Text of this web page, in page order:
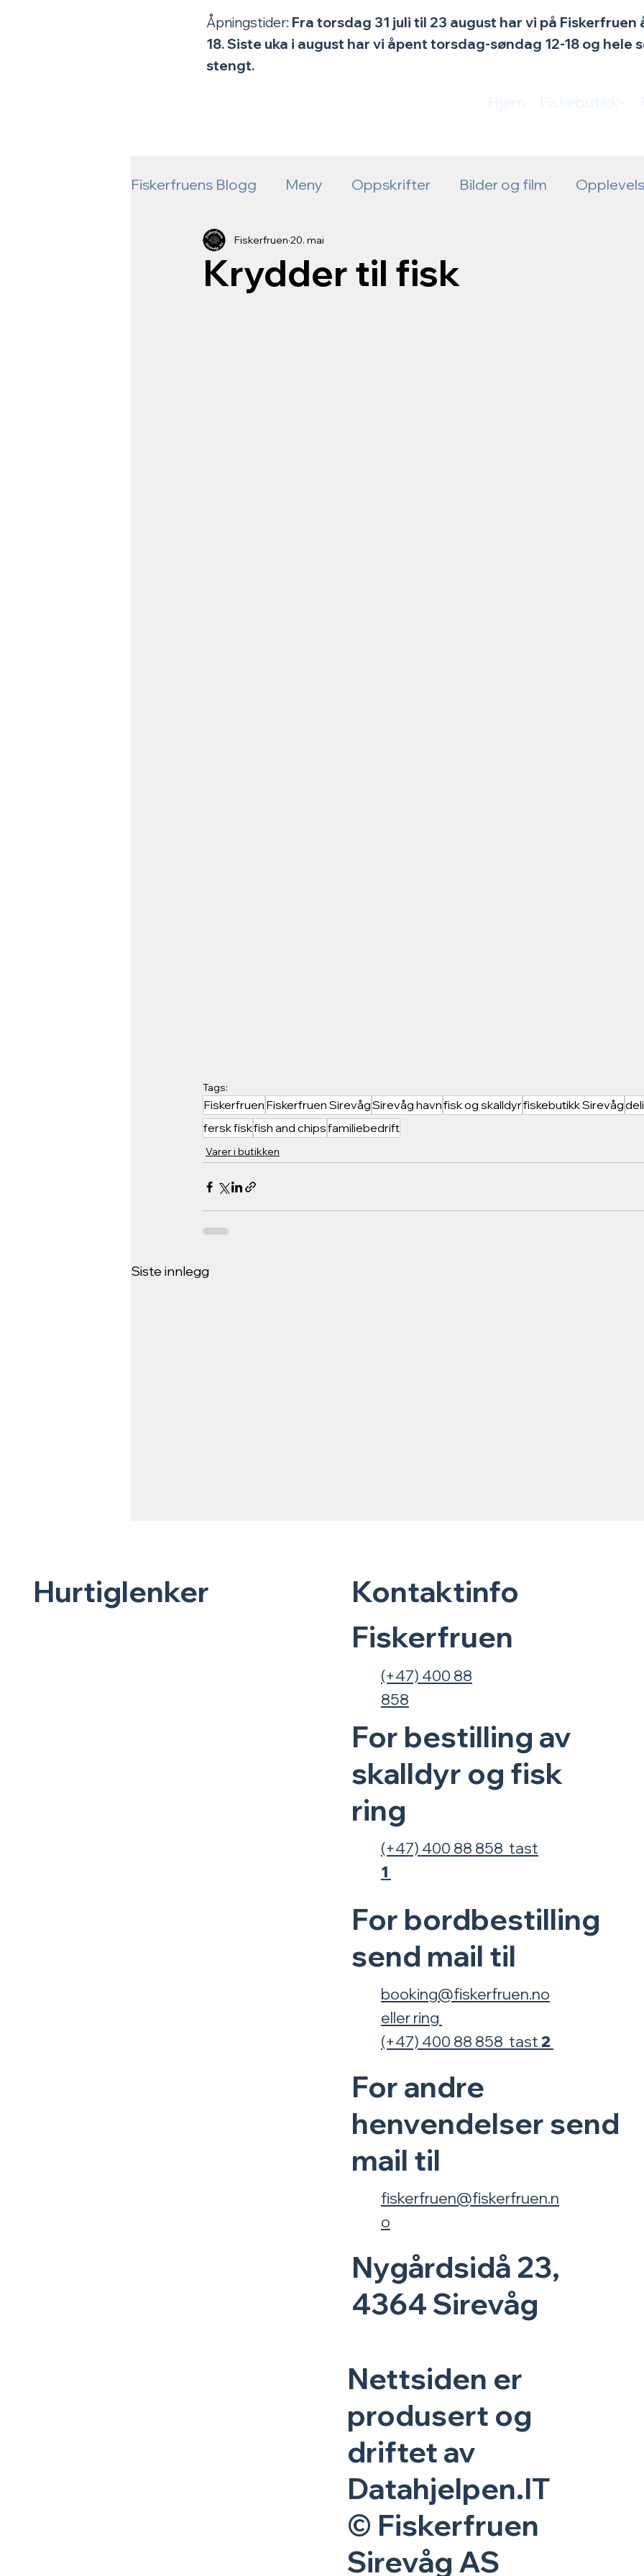
Åpningstider: Fra torsdag 31 juli til 23 august har vi på
18.Siste uka i august har vi åpent torsdag-søndag 12-18 og hele
stengt.
Fiskerfruens Blogg Meny Oppskrifter Bilder og film
Fiskebåtene våre åpningstid
Krydder til fisk
Fiskerfruen 20. mai
Tags:
Fiskerfruen Fiskerfruen SirevågSirevåg havnfisk og skalldyrfiskebutikk Sirevåg
fersk fiskfish and chipsfamiliebedrift
Varer i butikken
Siste innlegg
Servietter
Hurtiglenker
Kontaktinfo
Fiskerfruen
(+47) 400 88
858
For bestilling av
skalldyr og fisk
ring
(+47) 400 88 858 tast
1
For bordbestilling
send mail til
booking@fiskerfruen.no
ellerring
(+47) 400 88 858 tast2
For andre
henvendelser send
mail til
fiskerfruen@fiskerfruen.n
o
Nygårdsidå 23,
4364 Sirevåg
Nettsiden er
produsert og
driftet av
Datahjelpen.IT
© Fiskerfruen
Sirevåg AS